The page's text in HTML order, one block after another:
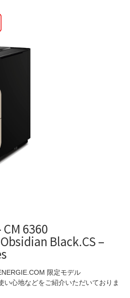
6360
Black.CS –
限定モデル
い心地などをご紹介いただいておりま